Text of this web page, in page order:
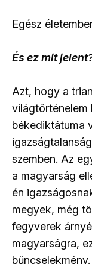
Egész
És ez mit
Azt, hogy a
világtörténelem
békediktátuma
szemben. Az
a magyarság
én
megyek, még
fegyverek
magyarságra,
bűncselekmény.